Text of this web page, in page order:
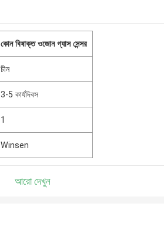
কোন বিষাক্ত ওজোন গ্যাস সেন্সর
চীন
3-5 কার্যদিবস
1
Winsen
আরো দেখুন